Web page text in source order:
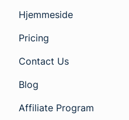
Hjemmeside
Pricing
Contact Us
Blog
Affiliate Program